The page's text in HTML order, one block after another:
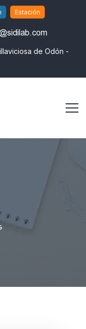
Estación
de Odón -